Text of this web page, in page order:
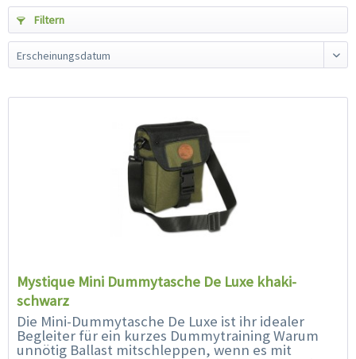
Filtern
Mystique Mini Dummytasche De Luxe khaki-
schwarz
Die Mini-Dummytasche De Luxe ist ihr idealer
Begleiter für ein kurzes Dummytraining Warum
unnötig Ballast mitschleppen, wenn es mit